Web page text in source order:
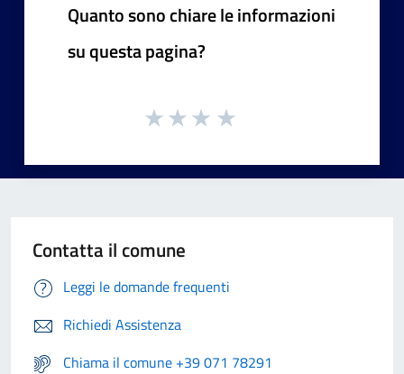
Quanto sono chiare le informazioni
su questa pagina?
Contatta il comune
Leggi le domande frequenti
Richiedi Assistenza
Chiama il comune +39 071 78291